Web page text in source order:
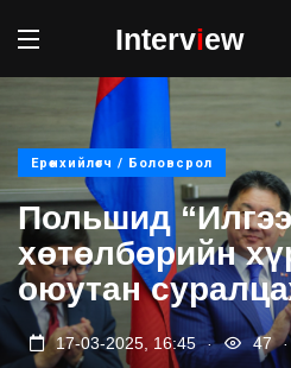
Interview
Ерөнхийлөгч / Боловсрол
Польшид
хөтөлбөрийн
оюутан
17-03-2025, 16:45 . 47 .